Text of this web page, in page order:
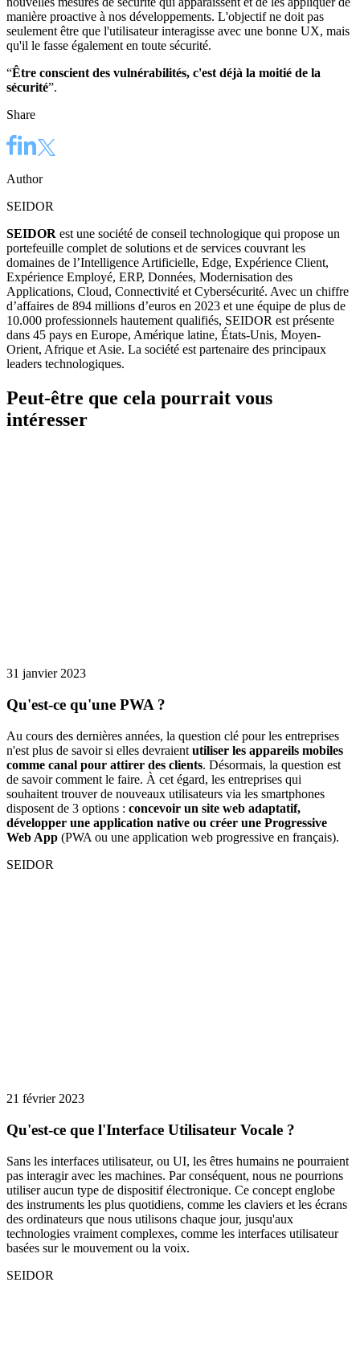
manière proactive à nos développements. L'objectif ne doit pas
seulement être que l'utilisateur interagisse avec une bonne UX, mais
qu'il le fasse également en toute sécurité.
“Être conscient des vulnérabilités, c'est déjà la moitié de la
sécurité”.
Share
Author
SEIDOR
SEIDOR est une société de conseil technologique qui propose un
portefeuille complet de solutions et de services couvrant les
domaines de l’Intelligence Artificielle, Edge, Expérience Client,
Expérience Employé, ERP, Données, Modernisation des
Applications, Cloud, Connectivité et Cybersécurité. Avec un chiffre
d’affaires de 894 millions d’euros en 2023 et une équipe de plus de
10.000 professionnels hautement qualifiés, SEIDOR est présente
dans 45 pays en Europe, Amérique latine, États-Unis, Moyen-
Orient, Afrique et Asie. La société est partenaire des principaux
leaders technologiques.
Peut-être que cela pourrait vous
intéresser
31 janvier 2023
Qu'est-ce qu'une PWA ?
Au cours des dernières années, la question clé pour les entreprises
n'est plus de savoir si elles devraient utiliser les appareils mobiles
comme canal pour attirer des clients. Désormais, la question est
de savoir comment le faire. À cet égard, les entreprises qui
souhaitent trouver de nouveaux utilisateurs via les smartphones
disposent de 3 options : concevoir un site web adaptatif,
développer une application native ou créer une Progressive
Web App (PWA ou une application web progressive en français).
SEIDOR
21 février 2023
Qu'est-ce que l'Interface Utilisateur Vocale ?
Sans les interfaces utilisateur, ou UI, les êtres humains ne pourraient
pas interagir avec les machines. Par conséquent, nous ne pourrions
utiliser aucun type de dispositif électronique. Ce concept englobe
des instruments les plus quotidiens, comme les claviers et les écrans
des ordinateurs que nous utilisons chaque jour, jusqu'aux
technologies vraiment complexes, comme les interfaces utilisateur
basées sur le mouvement ou la voix.
SEIDOR